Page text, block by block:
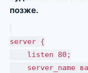
позже.
server {
listen 80;
server_name